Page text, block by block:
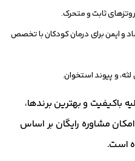
ثابت و متحرک.
و ایمن برای درمان کودکان با تخصص
و پیوند استخوان.
باکیفیت و بهترین برندها،
مشاوره رایگان بر اساس
است.